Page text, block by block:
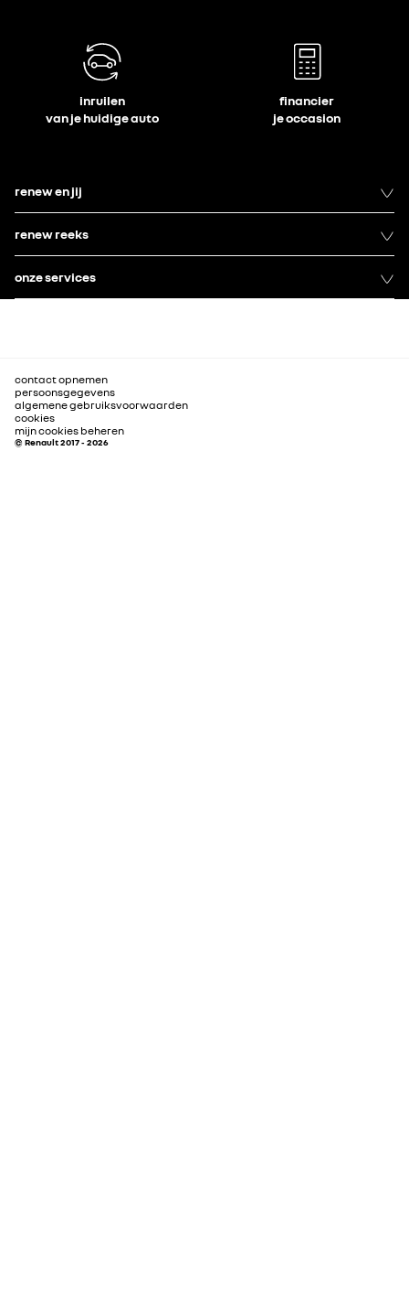
inruilen
van je huidige auto
financier
je occasion
renew en jij
renew reeks
onze services
contact opnemen
persoonsgegevens
algemene gebruiksvoorwaarden
cookies
mijn cookies beheren
© Renault 2017 - 2026